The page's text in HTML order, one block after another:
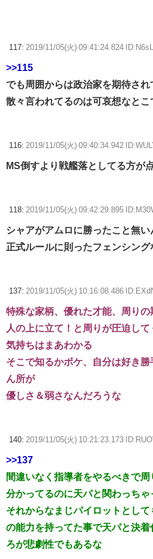
117: 2019/11/05(火) 09:41:24.824
>>115
でも周囲からは政治家を期待され
散々言われてるのは可哀想なとこ
116: 2019/11/05(火) 09:40:34.942
MS倒すより戦艦落としてる方が
118: 2019/11/05(火) 09:42:29.895
シャアがアムロに勝ったこと無
正式ルールに則ったフェンシン
137: 2019/11/05(火) 10:16:08.486
特殊な家柄、優れた才能、周り
人の上に立て！と周りが圧迫し
気持ちはまあわかる
そこで知るかボケ、自分は好き
ん所が
優しさ＆弱さなんだろうな
140: 2019/11/05(火) 10:21:23.173
>>137
間違いなく指導者をやるべきで
分かってるのに天パと関わっちゃ
それからなまじパイロットとし
の能力を持ってた事で天パと決着
ろが悲劇性でもあるな